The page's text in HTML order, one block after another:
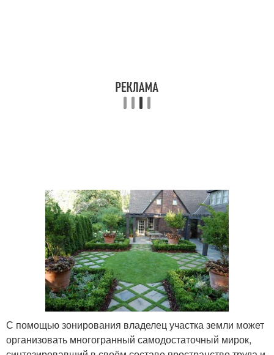
С помощью зонирования владелец участка земли может
организовать многогранный самодостаточный мирок,